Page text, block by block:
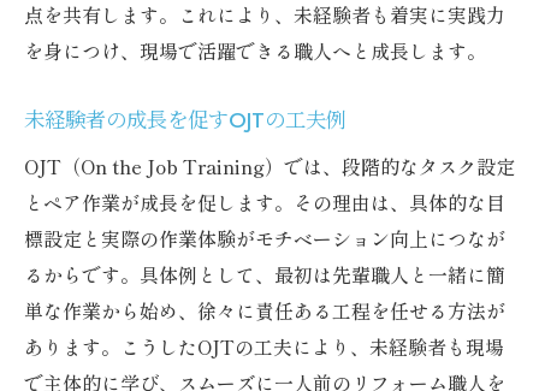
点を共有します。これにより、未経験者も着実に実践力
を身につけ、現場で活躍できる職人へと成長します。
未経験者の成長を促すOJTの工夫例
OJT（On the Job Training）では、段階的なタスク設定
とペア作業が成長を促します。その理由は、具体的な目
標設定と実際の作業体験がモチベーション向上につなが
るからです。具体例として、最初は先輩職人と一緒に簡
単な作業から始め、徐々に責任ある工程を任せる方法が
あります。こうしたOJTの工夫により、未経験者も現場
で主体的に学び、スムーズに一人前のリフォーム職人を